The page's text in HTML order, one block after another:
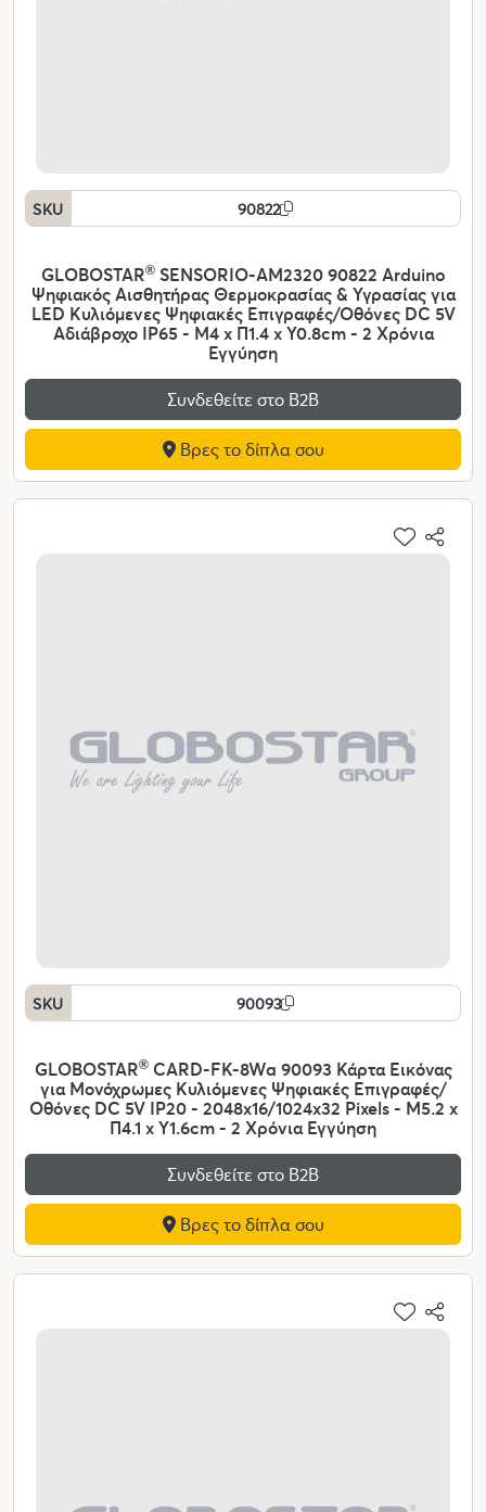
SKU 90822
GLOBOSTAR®SENSORIO-AM2320 90822 Arduino
Ψηφιακός Αισθητήρας Θερμοκρασίας & Υγρασίας για
LED Κυλιόμενες Ψηφιακές Επιγραφές/Οθόνες DC 5V
Αδιάβροχο IP65 - Μ4 x Π1.4 x Υ0.8cm - 2 Χρόνια
Εγγύηση
Συνδεθείτε στο Β2Β
Βρες το δίπλα σου
SKU 90093
GLOBOSTAR®CARD-FK-8Wa 90093 Κάρτα Εικόνας
για Μονόχρωμες Κυλιόμενες Ψηφιακές Επιγραφές/
Οθόνες DC 5V IP20 - 2048x16/1024x32 Pixels - Μ5.2 x
Π4.1 x Υ1.6cm - 2 Χρόνια Εγγύηση
Συνδεθείτε στο Β2Β
Βρες το δίπλα σου